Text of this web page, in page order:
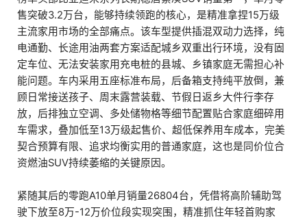
售突破3.2万台，能够持续领跑的核心，是精准拿捏15万级
主流家用市场的全部痛点。该车型提供插混双动力选择，纯
电通勤、长途用油两套方案适配城乡双重出行环境，没有固
定车位、无法安装家用充电桩的县城、乡镇家庭无需担心补
能问题。车内采用五座标准布局，后备箱支持纯平放倒，兼
顾日常接送孩子、周末露营装载、节假日返乡大件行李存
放，后排独立空调、多处储物格等细节配置贴合家庭细碎用
车需求，叠加低至13万级起售价、超低保养用车成本，完美
契合预算有限、追求均衡实用的普通家庭，这也是同价位合
资燃油SUV持续萎缩的关键原因。
紧随其后的零跑A10单月销量26804台，凭借将高阶辅助驾
驶下放至8万-12万价位段实现突围，精准抓住年轻首购家